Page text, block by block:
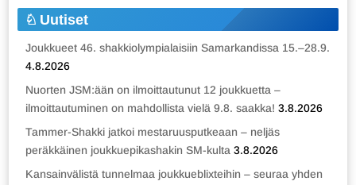
Uutiset
Joukkueet 46. shakkiolympialaisiin Samarkandissa 15.–28.9.
4.8.2026
Nuorten JSM:ään on ilmoittautunut 12 joukkuetta –
ilmoittautuminen on mahdollista vielä 9.8. saakka! 3.8.2026
Tammer-Shakki jatkoi mestaruusputkeaan – neljäs
peräkkäinen joukkuepikashakin SM-kulta 3.8.2026
Kansainvälistä tunnelmaa joukkueblixteihin – seuraa yhden